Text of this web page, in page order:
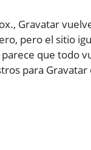
Gravatar
pero el sitio
que todo
para